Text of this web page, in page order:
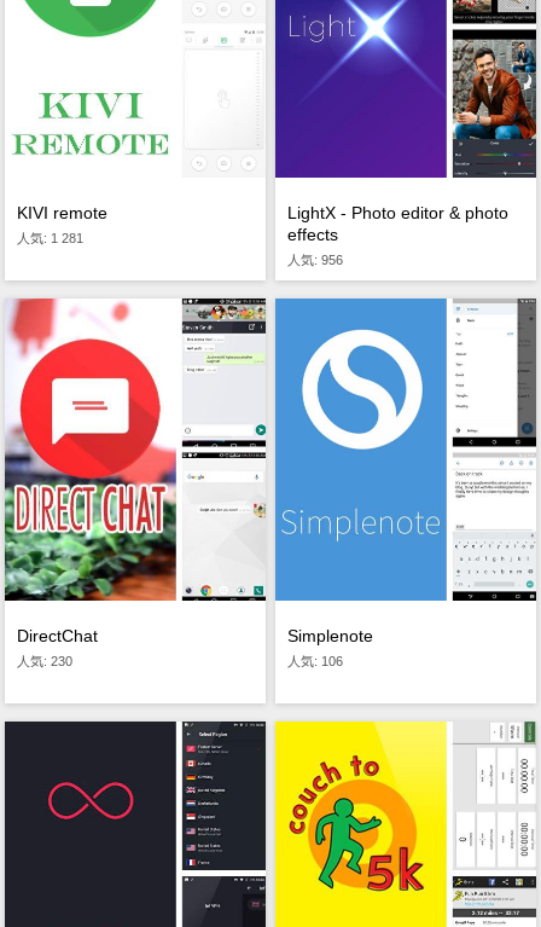
KIVI remote
人気: 1 281
LightX - Photo editor & photo
effects
人気: 956
DirectChat
人気: 230
Simplenote
人気: 106